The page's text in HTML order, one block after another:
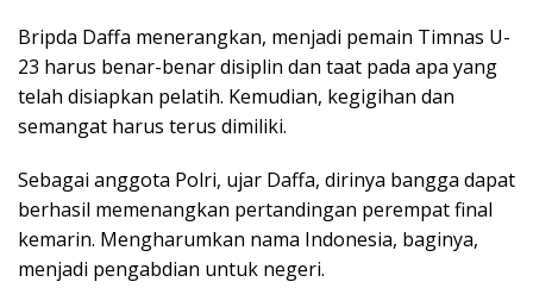
Bripda Daffa menerangkan, menjadi pemain Timnas U-
23 harus benar-benar disiplin dan taat pada apa yang
telah disiapkan pelatih. Kemudian, kegigihan dan
semangat harus terus dimiliki.
Sebagai anggota Polri, ujar Daffa, dirinya bangga dapat
berhasil memenangkan pertandingan perempat final
kemarin. Mengharumkan nama Indonesia, baginya,
menjadi pengabdian untuk negeri.